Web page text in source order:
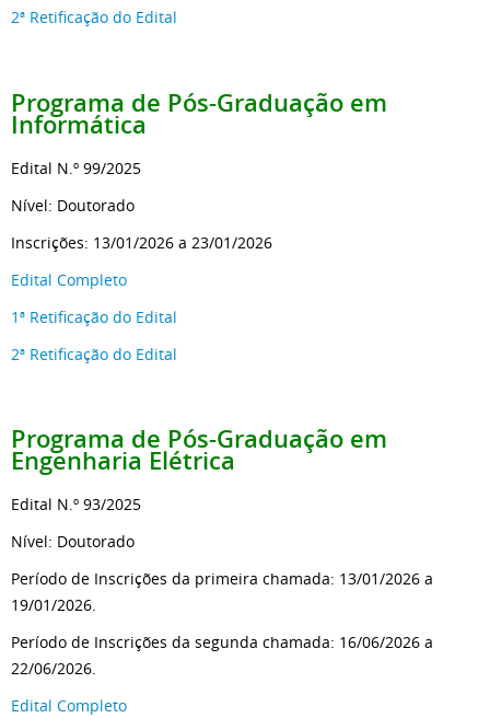
2ª Retificação do Edital
Programa de Pós-Graduação em
Informática
Edital N.º 99/2025
Nível: Doutorado
Inscrições: 13/01/2026 a 23/01/2026
Edital Completo
1ª Retificação do Edital
2ª Retificação do Edital
Programa de Pós-Graduação em
Engenharia Elétrica
Edital N.º 93/2025
Nível: Doutorado
Período de Inscrições da primeira chamada: 13/01/2026 a
19/01/2026.
Período de Inscrições da segunda chamada: 16/06/2026 a
22/06/2026.
Edital Completo